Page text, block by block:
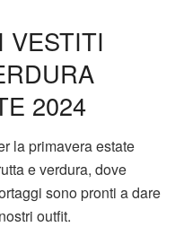
VESTITI
2024
la primavera estate
e verdura, dove
sono pronti a dare
outfit.